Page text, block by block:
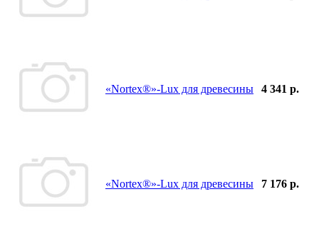
«Nortex®»-Lux для древесины 4 341 р.
«Nortex®»-Lux для древесины 7 176 р.